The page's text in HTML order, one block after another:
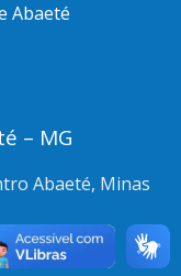
Abaeté
– MG
Abaeté, Minas